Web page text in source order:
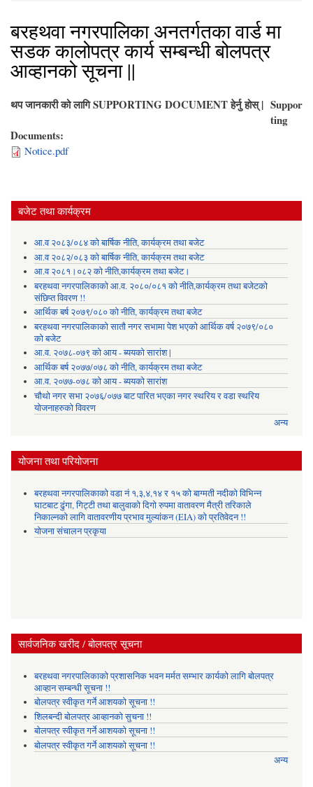
बरहथवा नगरपालिका अनतर्गतका वार्ड मा
सडक कालोपत्र कार्य सम्बन्धी बोलपत्र
आव्हानको सूचना ||
थप जानकारी को लागि SUPPORTING DOCUMENT हेर्नु होस् | Suppor
ting
Documents:
Notice.pdf
बजेट तथा कार्यक्रम
आ.व २०८३/०८४ को बार्षिक नीति, कार्यक्रम तथा बजेट
आ.व २०८२/०८३ को बार्षिक नीति, कार्यक्रम तथा बजेट
आ.व २०८१।०८२ को नीति,कार्यक्रम तथा बजेट।
बरहथवा नगरपालिकाको आ.व. २०८०/०८१ को नीति,कार्यक्रम तथा बजेटको
संछिप्त विवरण !!
आर्थिक बर्ष २०७९/०८० को नीति, कार्यक्रम तथा बजेट
बरहथवा नगरपालिकाको सातौ नगर सभामा पेश भएको आर्थिक वर्ष २०७९/०८०
को बजेट
आ.व. २०७८-०७९ को आय - ब्ययको सारांश |
आर्थिक बर्ष २०७७/०७८ को नीति, कार्यक्रम तथा बजेट
आ.व. २०७७-०७८ को आय - ब्ययको सारांश
चौथो नगर सभा २०७६/०७७ बाट पारित भएका नगर स्थरिय र वडा स्थरिय
योजनाहरुको विवरण
अन्य
योजना तथा परियोजना
बरहथवा नगरपालिकाको वडा नं १,३,४,१४ र १५ को बाग्मती नदीको विभिन्न
घाटबाट ढुंगा, गिट्टी तथा बालुवाको दिगो रुपमा वातावरण मैत्री तरिकाले
निकाल्नको लागि वातावरणीय प्रभाव मुल्यांकन (EIA) को प्रतिवेदन !!
योजना संचालन प्रकृया
सार्वजनिक खरीद / बोलपत्र सूचना
बरहथवा नगरपालिकाको प्रशासनिक भवन मर्मत सम्भार कार्यको लागि बोलपत्र
आव्हान सम्बन्धी सूचना !!
बोलपत्र स्वीकृत गर्ने आशयको सूचना !!
शिलबन्दी बोलपत्र आव्हानको सुचना !!
बोलपत्र स्वीकृत गर्ने आशयको सूचना !!
बोलपत्र स्वीकृत गर्ने आशयको सूचना !!
अन्य